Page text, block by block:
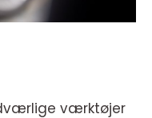
værktøjer